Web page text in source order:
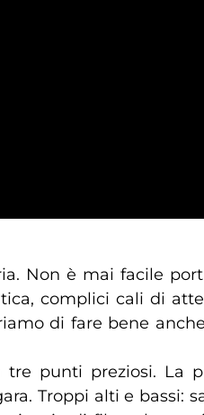
Non è mai facile
complici cali di
di fare bene
tre punti preziosi. La
Troppi alti e bassi: